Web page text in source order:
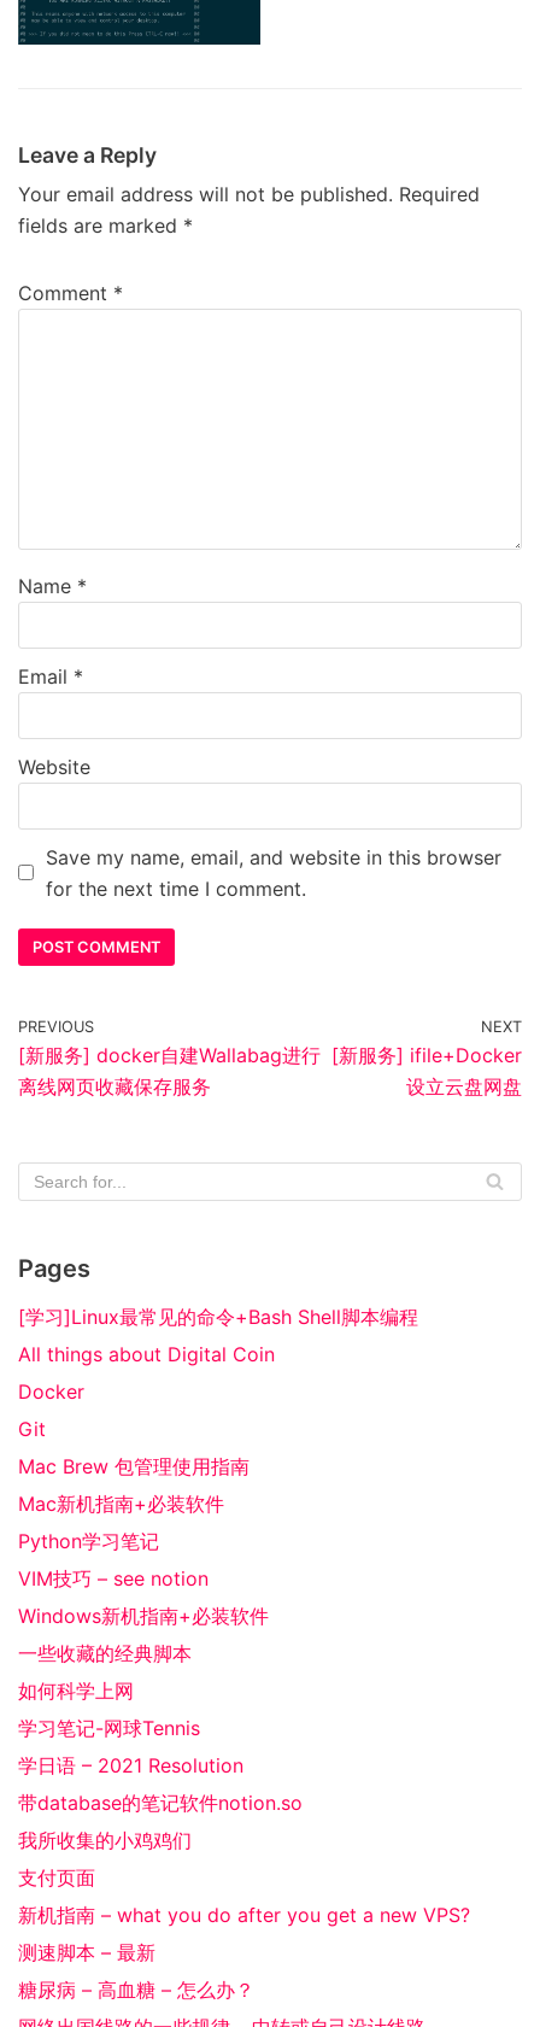
Leave a Reply
Your email address will not be published. Required
fields are marked *
Comment *
Name *
Email *
Website
Save my name, email, and website in this browser
for the next time I comment.
PREVIOUS
[新服务] docker自建Wallabag进行
离线网页收藏保存服务
NEXT
[新服务] ifile+Docker
设立云盘网盘
Pages
[学习]Linux最常见的命令+Bash Shell脚本编程
All things about Digital Coin
Docker
Git
Mac Brew 包管理使用指南
Mac新机指南+必装软件
Python学习笔记
VIM技巧 – see notion
Windows新机指南+必装软件
一些收藏的经典脚本
如何科学上网
学习笔记-网球Tennis
学日语 – 2021 Resolution
带database的笔记软件notion.so
我所收集的小鸡鸡们
支付页面
新机指南 – what you do after you get a new VPS?
测速脚本 – 最新
糖尿病 – 高血糖 – 怎么办？